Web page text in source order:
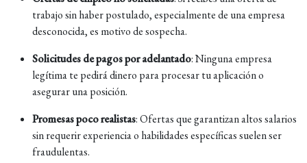
trabajo sin haber postulado, especialmente de una empresa
desconocida, es motivo de sospecha.
Solicitudes de pagos por adelantado:Ninguna empresa
legítima te pedirá dinero para procesar tu aplicación o
asegurar una posición.
Promesas poco realistas:Ofertas que garantizan altos salarios
sin requerir experiencia o habilidades específicas suelen ser
fraudulentas.